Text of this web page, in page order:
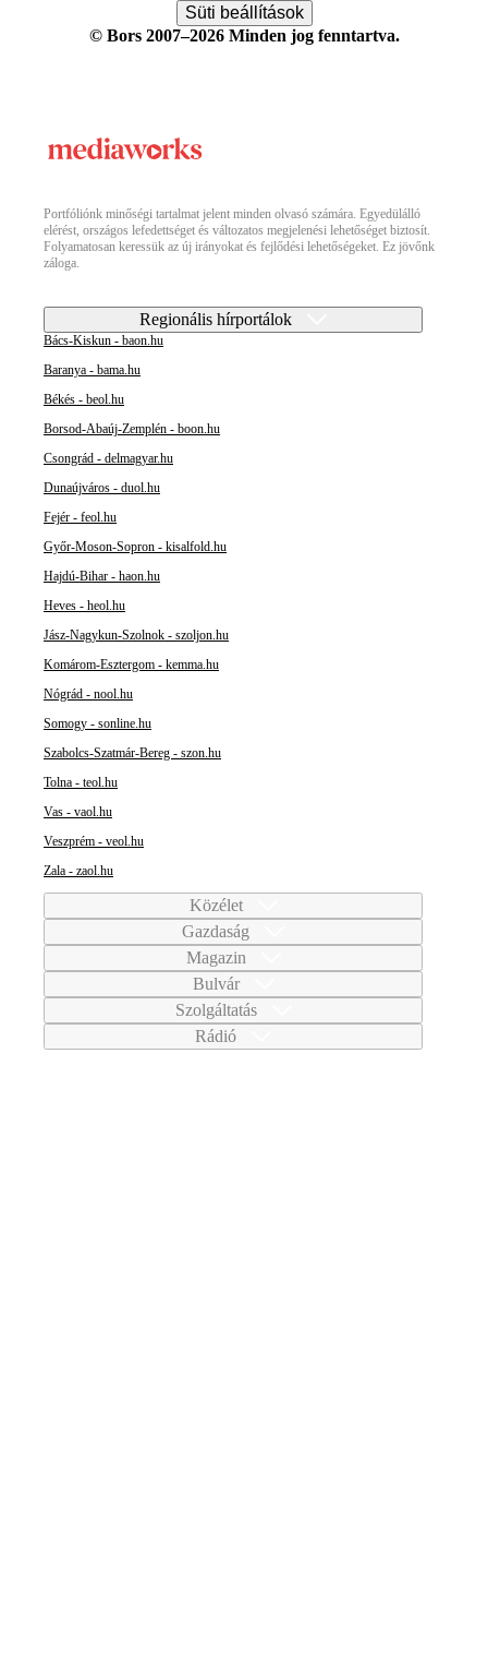
Süti beállítások
© Bors 2007–2026 Minden jog fenntartva.
Portfóliónk minőségi tartalmat jelent minden olvasó számára. Egyedülálló
elérést, országos lefedettséget és változatos megjelenési lehetőséget biztosít.
Folyamatosan keressük az új irányokat és fejlődési lehetőségeket. Ez jövőnk
záloga.
Regionális hírportálok
Bács-Kiskun - baon.hu
Baranya - bama.hu
Békés - beol.hu
Borsod-Abaúj-Zemplén - boon.hu
Csongrád - delmagyar.hu
Dunaújváros - duol.hu
Fejér - feol.hu
Győr-Moson-Sopron - kisalfold.hu
Hajdú-Bihar - haon.hu
Heves - heol.hu
Jász-Nagykun-Szolnok - szoljon.hu
Komárom-Esztergom - kemma.hu
Nógrád - nool.hu
Somogy - sonline.hu
Szabolcs-Szatmár-Bereg - szon.hu
Tolna - teol.hu
Vas - vaol.hu
Veszprém - veol.hu
Zala - zaol.hu
Közélet
Gazdaság
Magazin
Bulvár
Szolgáltatás
Rádió